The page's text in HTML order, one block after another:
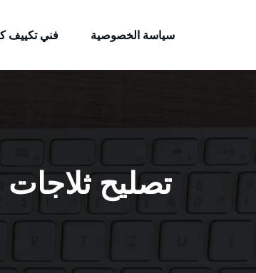
سياسة الخصوصية
فني تكييف